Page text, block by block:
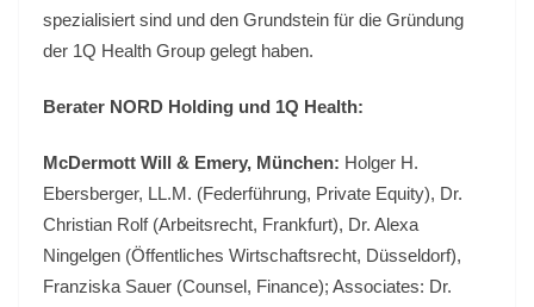
spezialisiert sind und den Grundstein für die Gründung
der 1Q Health Group gelegt haben.
Berater NORD Holding und 1Q Health:
McDermott Will & Emery, München: Holger H.
Ebersberger, LL.M. (Federführung, Private Equity), Dr.
Christian Rolf (Arbeitsrecht, Frankfurt), Dr. Alexa
Ningelgen (Öffentliches Wirtschaftsrecht, Düsseldorf),
Franziska Sauer (Counsel, Finance); Associates: Dr.